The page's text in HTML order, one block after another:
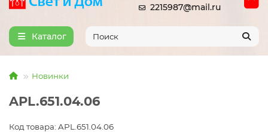
2215987@mail.ru
Каталог
Новинки
APL.651.04.06
Код товара: APL.651.04.06